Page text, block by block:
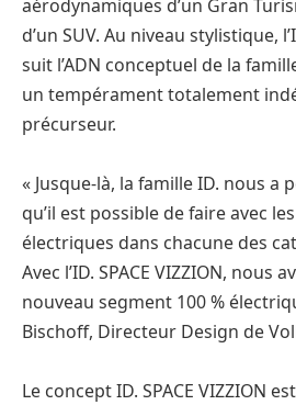
aérodynamiques d’un Gran
d’un SUV. Au niveau stylistique,
suit l’ADN conceptuel de la
un tempérament totalement
précurseur.
« Jusque-là, la famille ID. nous a
qu’il est possible de faire avec
électriques dans chacune des
Avec l’ID. SPACE VIZZION, nous
nouveau segment 100 %
Bischoff, Directeur Design de
Le concept ID. SPACE VIZZION